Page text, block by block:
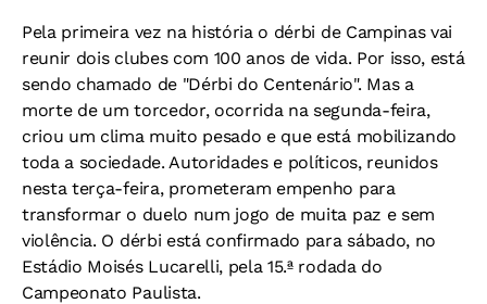
Pela primeira vez na história o dérbi de Campinas vai
reunir dois clubes com 100 anos de vida. Por isso, está
sendo chamado de "Dérbi do Centenário". Mas a
morte de um torcedor, ocorrida na segunda-feira,
criou um clima muito pesado e que está mobilizando
toda a sociedade. Autoridades e políticos, reunidos
nesta terça-feira, prometeram empenho para
transformar o duelo num jogo de muita paz e sem
violência. O dérbi está confirmado para sábado, no
Estádio Moisés Lucarelli, pela 15.ª rodada do
Campeonato Paulista.